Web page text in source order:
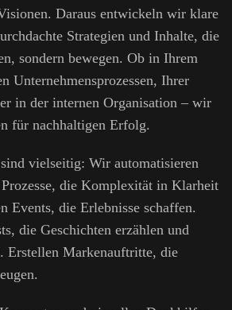
Daraus entwickeln wir klare
Strategien und Inhalte, die
sondern bewegen. Ob in Ihrem
Unternehmensprozessen, Ihrer
in der internen Organisation – wir
für nachhaltigen Erfolg.
vielseitig: Wir automatisieren
die Komplexität in Klarheit
Events, die Erlebnisse schaffen.
die Geschichten erzählen und
Erstellen Markenauftritte, die